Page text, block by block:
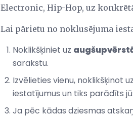
Electronic, Hip-Hop, uz
Lai pārietu no noklusējuma
Noklikšķiniet uz
sarakstu.
Izvēlieties vienu, noklikšķinot
iestatījumus un tiks parādīts
Ja pēc kādas dziesmas